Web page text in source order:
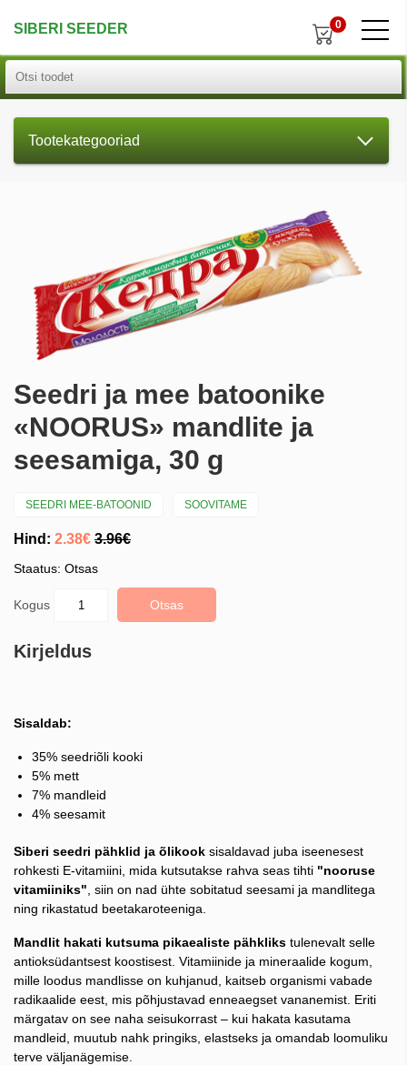
SIBERI SEEDER 0
Tootekategooriad
Seedri ja mee batoonike
«NOORUS» mandlite ja
seesamiga, 30 g
SEEDRI MEE-BATOONID SOOVITAME
Hind: 2.38€ 3.96€
Staatus: Otsas
Kogus Otsas
Kirjeldus
Sisaldab:
35% seedriõli kooki
5% mett
7% mandleid
4% seesamit
Siberi seedri pähklid ja õlikook sisaldavad juba iseenesest
rohkesti E-vitamiini, mida kutsutakse rahva seas tihti "nooruse
vitamiiniks" , siin on nad ühte sobitatud seesami ja mandlitega
ning rikastatud beetakaroteeniga.
Mandlit hakati kutsuma pikaealiste pähkliks tulenevalt selle
antioksüdantsest koostisest. Vitamiinide ja mineraalide kogum,
mille loodus mandlisse on kuhjanud, kaitseb organismi vabade
radikaalide eest, mis põhjustavad enneaegset vananemist. Eriti
märgatav on see naha seisukorrast – kui hakata kasutama
mandleid, muutub nahk pringiks, elastseks ja omandab loomuliku
terve väljanägemise.